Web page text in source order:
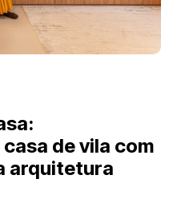
de vila com
arquitetura